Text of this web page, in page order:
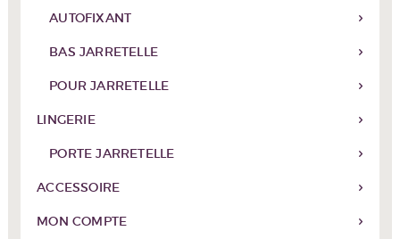
AUTOFIXANT
BAS JARRETELLE
POUR JARRETELLE
LINGERIE
PORTE JARRETELLE
ACCESSOIRE
MON COMPTE